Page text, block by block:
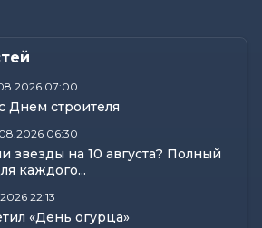
07:00
Днем строителя
06:30
звезды на 10 августа? Полный
каждого...
22:13
«День огурца»